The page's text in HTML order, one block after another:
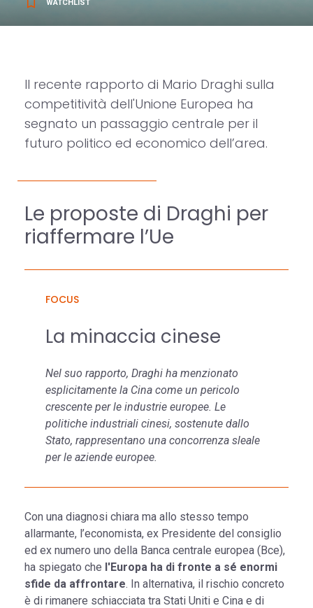
bookmark_border WATCHLIST
Il recente rapporto di Mario Draghi sulla
competitività dell'Unione Europea ha
segnato un passaggio centrale per il
futuro politico ed economico dell’area.
Le proposte di Draghi per
riaffermare l’Ue
FOCUS
La minaccia cinese
Nel suo rapporto, Draghi ha menzionato
esplicitamente la Cina come un pericolo
crescente per le industrie europee. Le
politiche industriali cinesi, sostenute dallo
Stato, rappresentano una concorrenza sleale
per le aziende europee.
Con una diagnosi chiara ma allo stesso tempo
allarmante, l’economista, ex Presidente del consiglio
ed ex numero uno della Banca centrale europea (Bce),
ha spiegato che l'Europa ha di fronte a sé enormi
sfide da affrontare. In alternativa, il rischio concreto
è di rimanere schiacciata tra Stati Uniti e Cina e di